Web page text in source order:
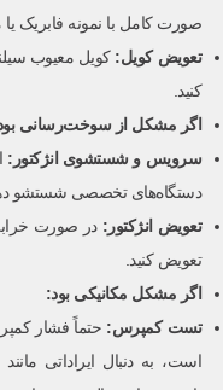
صورت کامل با نمونه فابریک یا
تعویض کویل:
کنید.
اگر مشکل از سوخت‌رسانی
سرویس و شستشوی انژکتور :
دستگاه‌های تخصصی شستشو
تعویض انژکتور : در صورت خرابی
تعویض کنید.
اگر مشکل مکانیکی بود:
تست کمپرس:
است، به دنبال ایراداتی